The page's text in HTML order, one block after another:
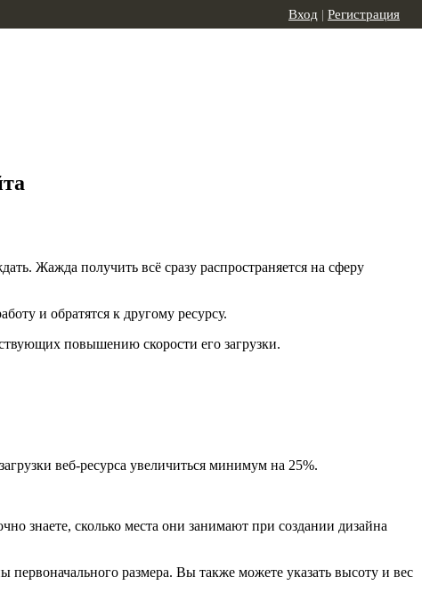
Вход | Регистрация
Жажда получить всё сразу распространяется на сферу
и обратятся к другому ресурсу.
повышению скорости его загрузки.
веб-ресурса увеличиться минимум на 25%.
знаете, сколько места они занимают при создании дизайна
размера. Вы также можете указать высоту и вес